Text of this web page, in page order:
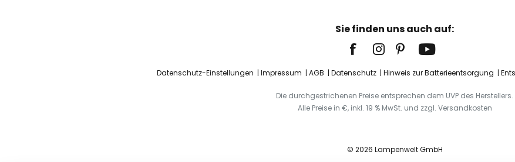
Sie finden uns auch auf:
Datenschutz-Einstellungen Impressum AGB Datenschutz Hinweis zur Batterieentsorgung
Die durchgestrichenen Preise entsprechen dem UVP des Herstellers.
Alle Preise in €, inkl. 19 % MwSt. und zzgl. Versandkosten
© 2026 Lampenwelt GmbH